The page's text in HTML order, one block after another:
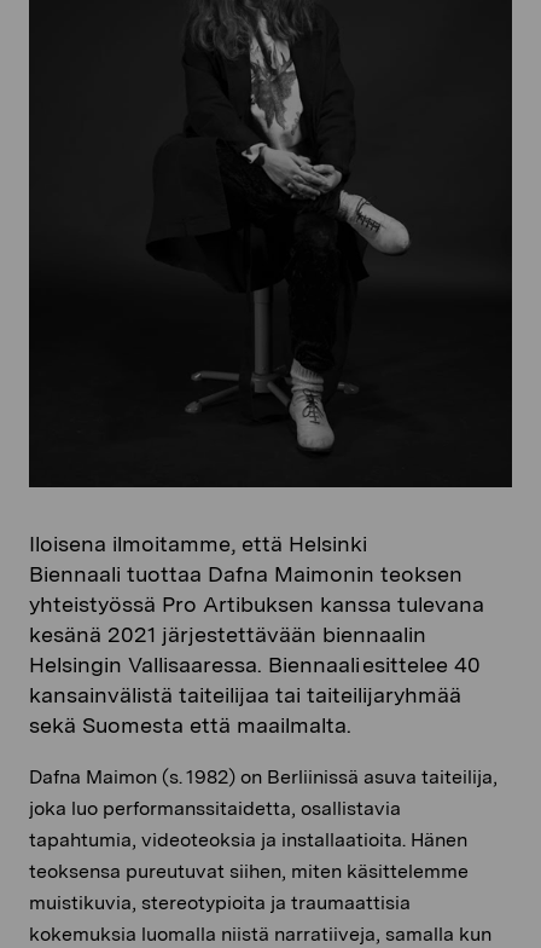
Iloisena ilmoitamme, että Helsinki
Biennaali tuottaa Dafna Maimonin teoksen
yhteistyössä Pro Artibuksen kanssa tulevana
kesänä 2021 järjestettävään biennaalin
Helsingin Vallisaaressa. Biennaaliesittelee 40
kansainvälistä taiteilijaa tai taiteilijaryhmää
sekä Suomesta että maailmalta.
Dafna Maimon (s. 1982) on Berliinissä asuva taiteilija,
joka luo performanssitaidetta, osallistavia
tapahtumia, videoteoksia ja installaatioita. Hänen
teoksensa pureutuvat siihen, miten käsittelemme
muistikuvia, stereotypioita ja traumaattisia
kokemuksia luomalla niistä narratiiveja, samalla kun